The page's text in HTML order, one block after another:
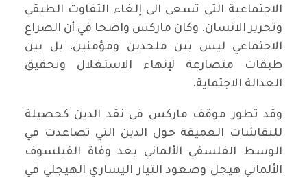
الاجتماعية التي تسعى الى إلغاء التفاوت الطبقي
وتحرير الانسان. وكان ماركس واضحا في أن الصراع
الاجتماعي ليس بين ملحدين ومؤمنين، بل بين
طبقات متصارعة لإنهاء الاستغلال وتحقيق
العدالة الاجتماية.
وقد تطور موقف ماركس في نقد الدين كحصيلة
للنقاشات العميقة حول الدين التي تصاعدت في
الوسط الفلسفي الألماني بعد وفاة الفيلسوف
الألماني هيجل وصعود التيار اليساري الهيجلي في